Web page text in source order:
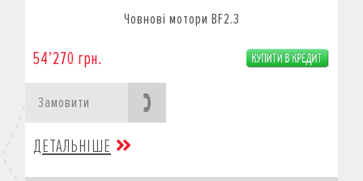
Човнові мотори BF2.3
54’270 грн.
Замовити
ДЕТАЛЬНІШЕ